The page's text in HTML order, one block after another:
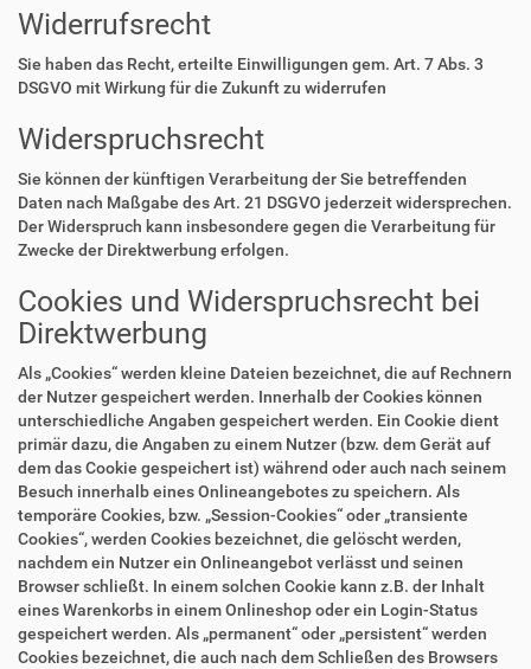
Widerrufsrecht
Sie haben das Recht, erteilte Einwilligungen gem. Art. 7 Abs. 3
DSGVO mit Wirkung für die Zukunft zu widerrufen
Widerspruchsrecht
Sie können der künftigen Verarbeitung der Sie betreffenden
Daten nach Maßgabe des Art. 21 DSGVO jederzeit widersprechen.
Der Widerspruch kann insbesondere gegen die Verarbeitung für
Zwecke der Direktwerbung erfolgen.
Cookies und Widerspruchsrecht bei
Direktwerbung
Als „Cookies“ werden kleine Dateien bezeichnet, die auf Rechnern
der Nutzer gespeichert werden. Innerhalb der Cookies können
unterschiedliche Angaben gespeichert werden. Ein Cookie dient
primär dazu, die Angaben zu einem Nutzer (bzw. dem Gerät auf
dem das Cookie gespeichert ist) während oder auch nach seinem
Besuch innerhalb eines Onlineangebotes zu speichern. Als
temporäre Cookies, bzw. „Session-Cookies“ oder „transiente
Cookies“, werden Cookies bezeichnet, die gelöscht werden,
nachdem ein Nutzer ein Onlineangebot verlässt und seinen
Browser schließt. In einem solchen Cookie kann z.B. der Inhalt
eines Warenkorbs in einem Onlineshop oder ein Login-Status
gespeichert werden. Als „permanent“ oder „persistent“ werden
Cookies bezeichnet, die auch nach dem Schließen des Browsers